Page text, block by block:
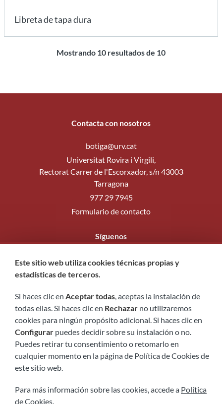
Libreta de tapa dura
Mostrando 10 resultados de 10
Contacta con nosotros
botiga@urv.cat
Universitat Rovira i Virgili,
Rectorat Carrer de l'Escorxador, s/n 43003
Tarragona
977 29 7945
Formulario de contacto
Síguenos
Aviso legal Política de privacidad
Este sitio web utiliza cookies técnicas propias y
estadísticas de terceros.
Si haces clic en Aceptar todas, aceptas la instalación de
todas ellas. Si haces clic en Rechazar no utilizaremos
cookies para ningún propósito adicional. Si haces clic en
Configurar puedes decidir sobre su instalación o no.
Puedes retirar tu consentimiento o retomarlo en
cualquier momento en la página de Política de Cookies de
este sitio web.
Para más información sobre las cookies, accede a Política
de Cookies.